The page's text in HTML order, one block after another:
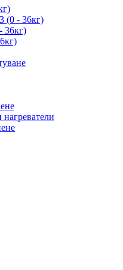
(0 - 36кг)
36кг)